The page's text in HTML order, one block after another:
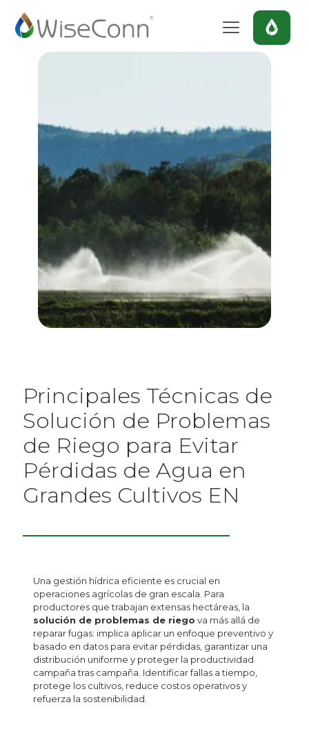
Principales Técnicas de
Solución de Problemas
de Riego para Evitar
Pérdidas de Agua en
Grandes Cultivos EN
Una gestión hídrica eficiente es crucial en
operaciones agrícolas de gran escala. Para
productores que trabajan extensas hectáreas, la
solución de problemas de riego va más allá de
reparar fugas: implica aplicar un enfoque preventivo y
basado en datos para evitar pérdidas, garantizar una
distribución uniforme y proteger la productividad
campaña tras campaña. Identificar fallas a tiempo,
protege los cultivos, reduce costos operativos y
refuerza la sostenibilidad.